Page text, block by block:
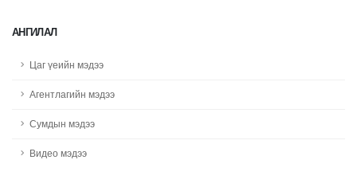
АНГИЛАЛ
Цаг үеийн мэдээ
Агентлагийн мэдээ
Сумдын мэдээ
Видео мэдээ